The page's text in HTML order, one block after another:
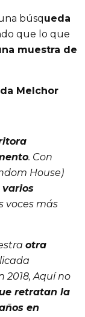
búsqueda
que lo que
muestra de
Melchor
. Con
House)
voces más
otra
2018, Aquí no
retratan la
en